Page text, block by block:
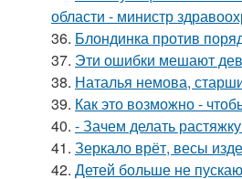
области - министр
36. Блондинка против
37. Эти ошибки мешают
38. Наталья немова,
39. Как это возможно -
40. - Зачем делать
41. Зеркало врёт, весы
42. Детей больше не